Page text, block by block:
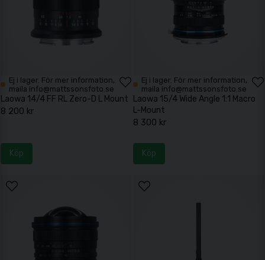
Ej i lager. För mer information,
maila info@mattssonsfoto.se
Laowa 14/4 FF RL Zero-D L Mount
8 200 kr
Köp
Ej i lager. För mer information,
maila info@mattssonsfoto.se
Laowa 15/4 Wide Angle 1:1 Macro
L-Mount
8 300 kr
Köp